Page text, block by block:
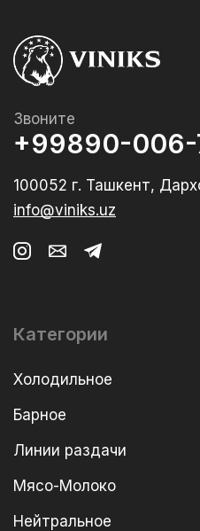
Звоните
+99890-006-
100052 г. Ташкент,
info@viniks.uz
Категории
Холодильное
Барное
Линии раздачи
Мясо-Молоко
Нейтральное